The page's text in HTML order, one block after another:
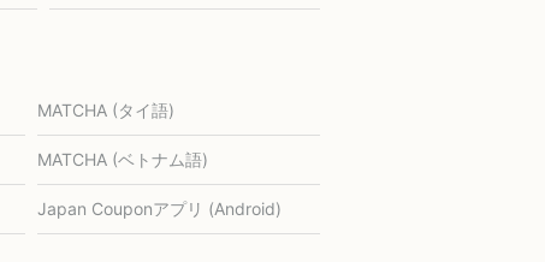
MATCHA (タイ語)
MATCHA (ベトナム語)
Japan Couponアプリ (Android)